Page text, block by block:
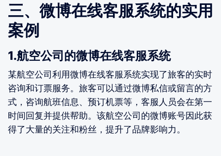
三、微博在线客服系统的实用
案例
1.航空公司的微博在线客服系统
某航空公司利用微博在线客服系统实现了旅客的实时
咨询和订票服务。旅客可以通过微博私信或留言的方
式，咨询航班信息、预订机票等，客服人员会在第一
时间回复并提供帮助。该航空公司的微博账号因此获
得了大量的关注和粉丝，提升了品牌影响力。